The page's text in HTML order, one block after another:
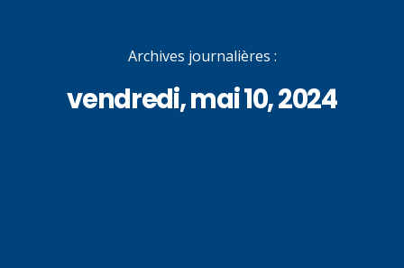
Archives journalières :
vendredi, mai 10, 2024